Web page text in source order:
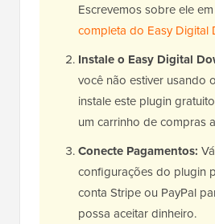
Escrevemos sobre ele
completa do Easy Digital
Instale o Easy Digital
você não estiver usando
instale este plugin
um carrinho de compras
Conecte Pagamentos:
configurações do plugin
conta Stripe ou PayPal
possa aceitar dinheiro.